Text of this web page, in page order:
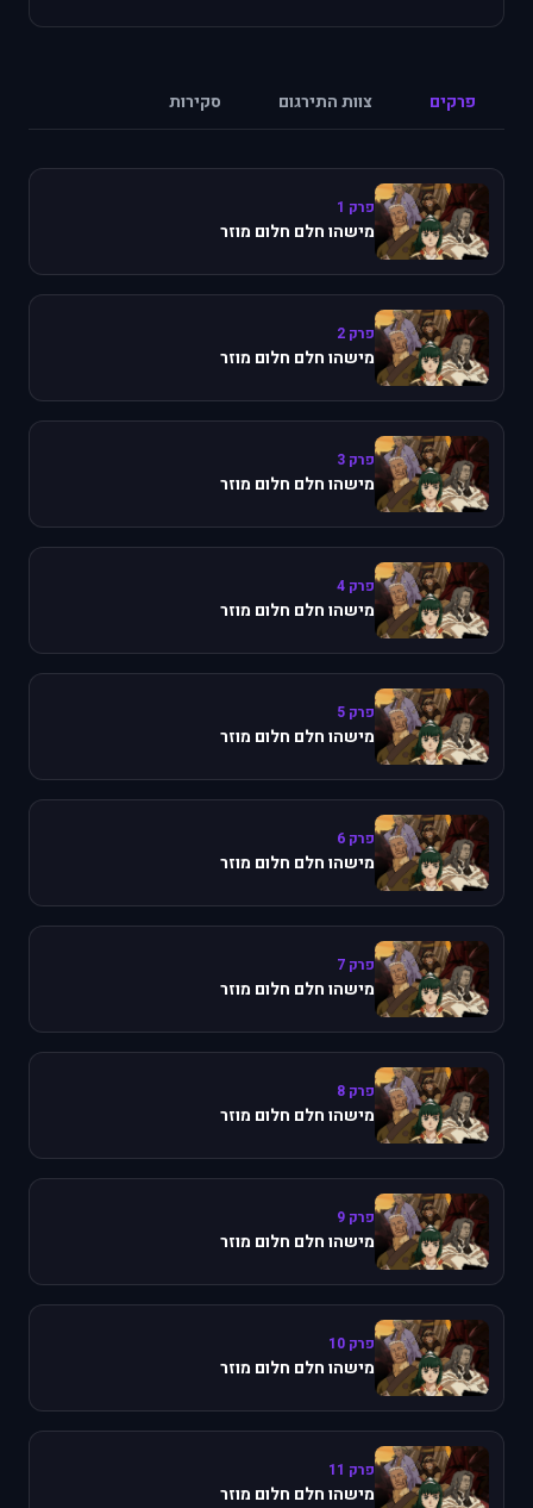
פרקים צוות התירגום סקירות
פרק 1
מישהו חלם חלום מוזר
פרק 2
מישהו חלם חלום מוזר
פרק 3
מישהו חלם חלום מוזר
פרק 4
מישהו חלם חלום מוזר
פרק 5
מישהו חלם חלום מוזר
פרק 6
מישהו חלם חלום מוזר
פרק 7
מישהו חלם חלום מוזר
פרק 8
מישהו חלם חלום מוזר
פרק 9
מישהו חלם חלום מוזר
פרק 10
מישהו חלם חלום מוזר
פרק 11
מישהו חלם חלום מוזר